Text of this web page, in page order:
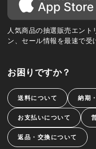
人気商品の抽選販売エン
ン、セール情報を最速で受
お困りですか？
送料について 納期
お支払いについて
返品・交換について